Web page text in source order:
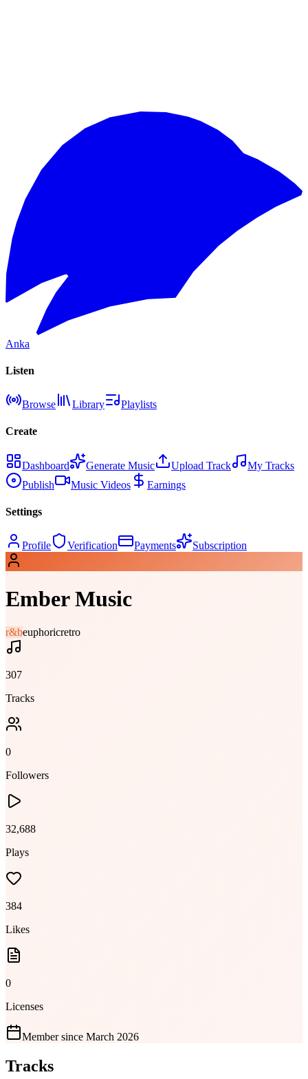
Anka
Listen
Browse Library Playlists
Create
Dashboard Generate Music Upload Track
My Tracks
Publish
Music Videos Earnings
Settings
Profile Verification Payments Subscription
Ember Music
r&beuphoricretro
307
Tracks
0
Followers
32,688
Plays
384
Likes
0
Licenses
Member since March 2026
Tracks